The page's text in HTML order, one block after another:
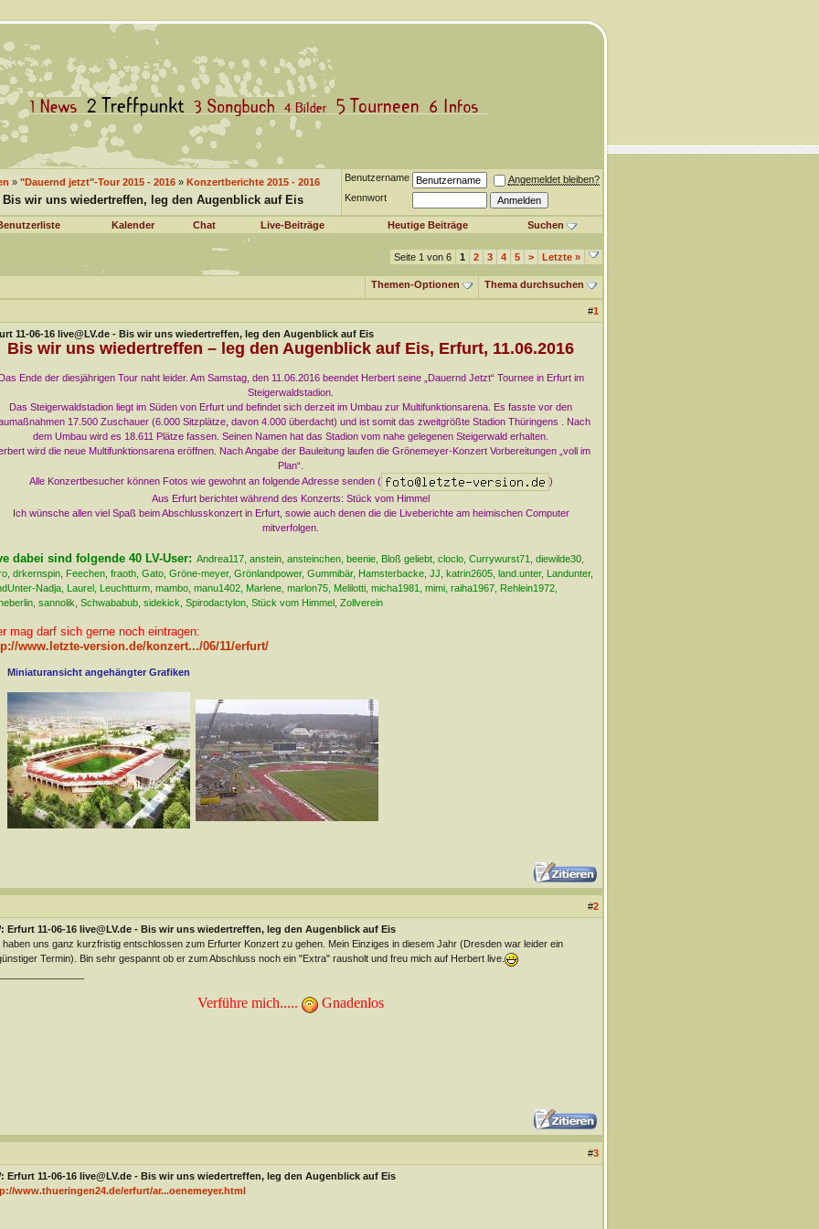
» "Dauernd jetzt"-Tour 2015 - 2016» Konzertberichte 2015 - 2016
Bis wir uns wiedertreffen, leg den Augenblick auf Eis
Benutzername
Angemeldet bleiben?
Kennwort
Kalender Chat Live-Beiträge Heutige Beiträge Suchen
Seite 1 von 6 1 2 3 4 5 > Letzte »
Themen-Optionen Thema durchsuchen
#1
11-06-16 live@LV.de - Bis wir uns wiedertreffen, leg den Augenblick auf Eis
Bis wir uns wiedertreffen – leg den Augenblick auf Eis, Erfurt, 11.06.2016
Das Ende der diesjährigen Tour naht leider. Am Samstag, den 11.06.2016 beendet Herbert seine „Dauernd Jetzt“ Tournee in Erfurt im
Steigerwaldstadion.
Das Steigerwaldstadion liegt im Süden von Erfurt und befindet sich derzeit im Umbau zur Multifunktionsarena. Es fasste vor den
17.500 Zuschauer (6.000 Sitzplätze, davon 4.000 überdacht) und ist somit das zweitgrößte Stadion Thüringens . Nach
dem Umbau wird es 18.611 Plätze fassen. Seinen Namen hat das Stadion vom nahe gelegenen Steigerwald erhalten.
wird die neue Multifunktionsarena eröffnen. Nach Angabe der Bauleitung laufen die Grönemeyer-Konzert Vorbereitungen „voll im
Plan“.
Alle Konzertbesucher können Fotos wie gewohnt an folgende Adresse senden (
)
Aus Erfurt berichtet während des Konzerts: Stück vom Himmel
Ich wünsche allen viel Spaß beim Abschlusskonzert in Erfurt, sowie auch denen die die Liveberichte am heimischen Computer
mitverfolgen.
dabei sind folgende 40 LV-User: Andrea117, anstein, ansteinchen, beenie, Bloß geliebt, cloclo, Currywurst71, diewilde30,
drkernspin, Feechen, fraoth, Gato, Gröne-meyer, Grönlandpower, Gummibär, Hamsterbacke, JJ, katrin2605, land.unter, Landunter,
Nadja, Laurel, Leuchtturm, mambo, manu1402, Marlene, marlon75, Melilotti, micha1981, mimi, raiha1967, Rehlein1972,
sannolik, Schwababub, sidekick, Spirodactylon, Stück vom Himmel, Zollverein
mag darf sich gerne noch eintragen:
www.letzte-version.de/konzert.../06/11/erfurt/
Miniaturansicht angehängter Grafiken
#2
Erfurt 11-06-16 live@LV.de - Bis wir uns wiedertreffen, leg den Augenblick auf Eis
haben uns ganz kurzfristig entschlossen zum Erfurter Konzert zu gehen. Mein Einziges in diesem Jahr (Dresden war leider ein
Termin). Bin sehr gespannt ob er zum Abschluss noch ein "Extra" rausholt und freu mich auf Herbert live.
Verführe mich..... Gnadenlos
#3
Erfurt 11-06-16 live@LV.de - Bis wir uns wiedertreffen, leg den Augenblick auf Eis
www.thueringen24.de/erfurt/ar...oenemeyer.html